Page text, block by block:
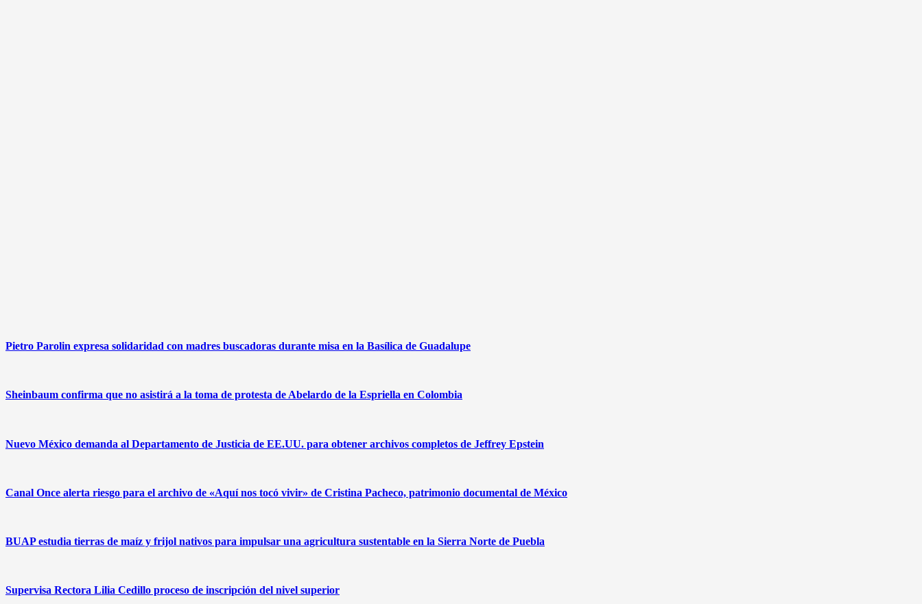
Pietro Parolin expresa solidaridad con madres buscadoras durante misa en la Basílica de Guadalupe
Sheinbaum confirma que no asistirá a la toma de protesta de Abelardo de la Espriella en Colombia
Nuevo México demanda al Departamento de Justicia de EE.UU. para obtener archivos completos de Jeffrey Epstein
Canal Once alerta riesgo para el archivo de «Aquí nos tocó vivir» de Cristina Pacheco, patrimonio documental de México
BUAP estudia tierras de maíz y frijol nativos para impulsar una agricultura sustentable en la Sierra Norte de Puebla
Supervisa Rectora Lilia Cedillo proceso de inscripción del nivel superior